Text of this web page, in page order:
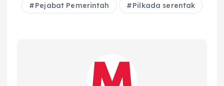
Pejabat Pemerintah Pilkada serentak